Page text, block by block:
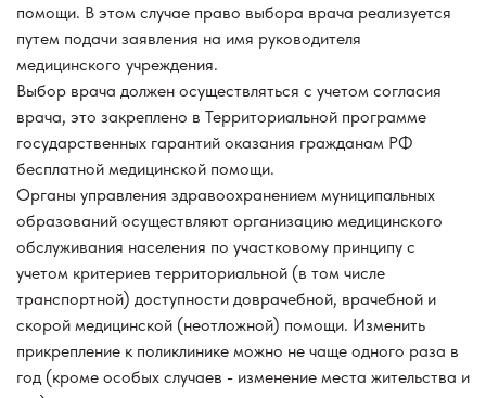
помощи. В этом случае право выбора врача реализуется
путем подачи заявления на имя руководителя
медицинского учреждения.
Выбор врача должен осуществляться с учетом согласия
врача, это закреплено в Территориальной программе
государственных гарантий оказания гражданам РФ
бесплатной медицинской помощи.
Органы управления здравоохранением муниципальных
образований осуществляют организацию медицинского
обслуживания населения по участковому принципу с
учетом критериев территориальной (в том числе
транспортной) доступности доврачебной, врачебной и
скорой медицинской (неотложной) помощи. Изменить
прикрепление к поликлинике можно не чаще одного раза в
год (кроме особых случаев - изменение места жительства и